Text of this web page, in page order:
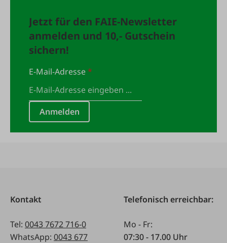
Jetzt für den FAIE-Newsletter
anmelden und 10,- Gutschein
sichern!
E-Mail-Adresse*
Anmelden
Kontakt
Tel: 0043 7672 716-0
WhatsApp: 0043 677
Telefonisch erreichbar:
Mo - Fr:
07:30 - 17.00 Uhr